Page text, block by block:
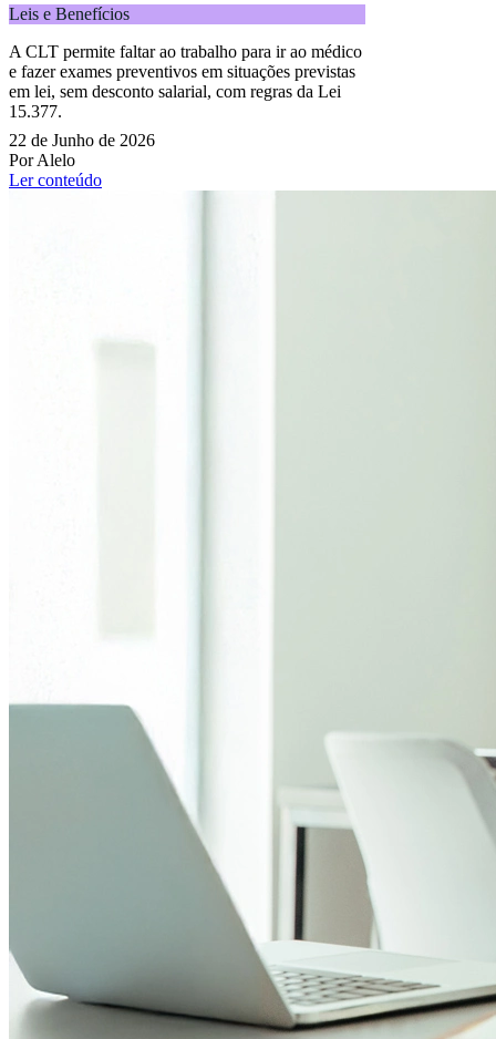
Leis e Benefícios
A CLT permite faltar ao trabalho para ir ao médico
e fazer exames preventivos em situações previstas
em lei, sem desconto salarial, com regras da Lei
15.377.
22 de Junho de 2026
Por Alelo
Ler conteúdo